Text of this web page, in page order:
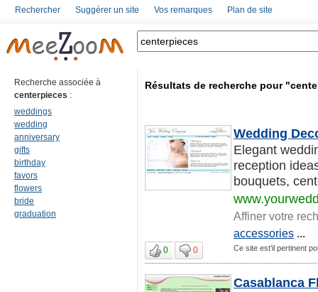
Rechercher Suggérer un site Vos remarques Plan de site
Recherche associée à
centerpieces :
weddings
wedding
anniversary
gifts
birthday
favors
flowers
bride
graduation
Résultats de recherche pour
Wedding
Elegant
reception
bouquets,
Affiner votre
accessories ...
0 0 Ce site est'il pertinent
Casablanca